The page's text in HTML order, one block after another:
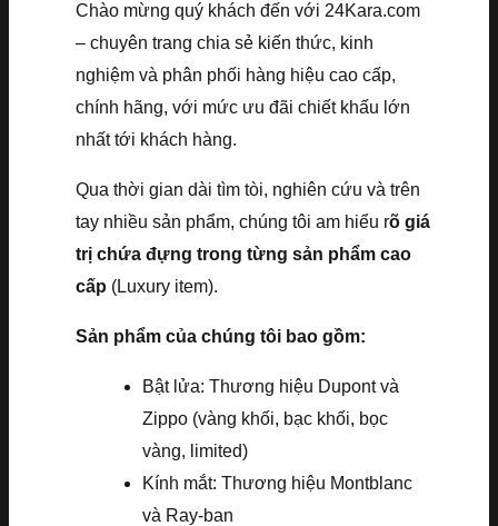
Chào mừng quý khách đến với 24Kara.com
– chuyên trang chia sẻ kiến thức, kinh
nghiệm và phân phối hàng hiệu cao cấp,
chính hãng, với mức ưu đãi chiết khấu lớn
nhất tới khách hàng.
Qua thời gian dài tìm tòi, nghiên cứu và trên
tay nhiều sản phẩm, chúng tôi am hiểu rõ giá
trị chứa đựng trong từng sản phẩm cao
cấp (Luxury item).
Sản phẩm của chúng tôi bao gồm:
Bật lửa: Thương hiệu Dupont và
Zippo (vàng khối, bạc khối, bọc
vàng, limited)
Kính mắt: Thương hiệu Montblanc
và Ray-ban